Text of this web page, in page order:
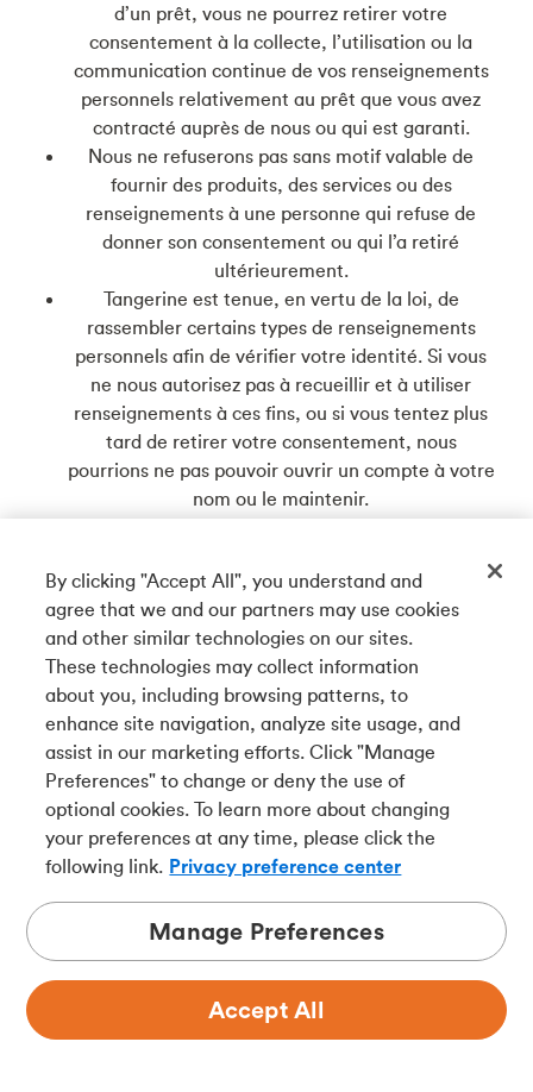
d’un prêt, vous ne pourrez retirer votre
consentement à la collecte, l’utilisation ou la
communication continue de vos renseignements
personnels relativement au prêt que vous avez
contracté auprès de nous ou qui est garanti.
Nous ne refuserons pas sans motif valable de
fournir des produits, des services ou des
renseignements à une personne qui refuse de
donner son consentement ou qui l’a retiré
ultérieurement.
Tangerine est tenue, en vertu de la loi, de
rassembler certains types de renseignements
personnels afin de vérifier votre identité. Si vous
ne nous autorisez pas à recueillir et à utiliser
renseignements à ces fins, ou si vous tentez plus
tard de retirer votre consentement, nous
pourrions ne pas pouvoir ouvrir un compte à votre
nom ou le maintenir.
nous sommes tenus de recueillir et de
communiquer des renseignements après l’octroi
du crédit. Cette mesure vise à préserver
l’intégrité du système d’information de crédit.
Nous agirons selon vos directives dès que
possible, mais il se pourrait que nous ne puissions
cesser immédiatement d’utiliser vos
renseignements à certains égards.
6. Refus et retrait
Si vous souhaitez retirer votre consentement ou
mettre à jour vos préférences de communication
en matière de marketing, veuillez communiquer
avec nous au numéro sans frais1-888-826-4374.
courriel, veuillez cliquer sur le lien de
By clicking "Accept All", you understand and
agree that we and our partners may use cookies
and other similar technologies on our sites.
These technologies may collect information
about you, including browsing patterns, to
enhance site navigation, analyze site usage, and
assist in our marketing efforts. Click "Manage
Preferences" to change or deny the use of
optional cookies. To learn more about changing
your preferences at any time, please click the
following link. Privacy preference center
Manage Preferences
Accept All